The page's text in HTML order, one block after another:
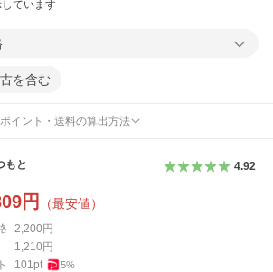
ています
を含む
ポイント・送料の算出方法
もと 4.92
円 （最安値）
2,200 円
1,210 円
101pt 5%